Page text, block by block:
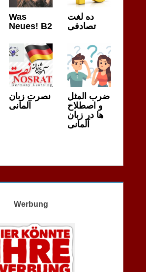
Was
Neues! B2
ده لغت
تصادفی
نصرت زبان
آلمانی
ضرب المثل
و اصطلاح
ها در زبان
آلمانی
Werbung